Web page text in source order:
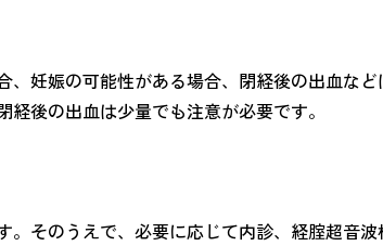
妊娠の可能性がある場合、閉経後の出血な
後の出血は少量でも注意が必要です。
そのうえで、必要に応じて内診、経腟超音